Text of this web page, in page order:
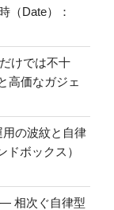
（Date）：
けでは不十
高価なガジェ
の波紋と自律
ボックス）
相次ぐ自律型